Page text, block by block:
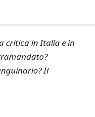
critica in Italia e in
Il